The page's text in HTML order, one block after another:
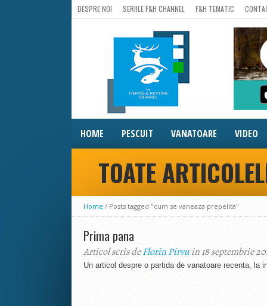
DESPRE NOI SERIILE F&H CHANNEL F&H TEMATIC
HOME PESCUIT VANATOARE VIDEO
TOATE
Home / Posts tagged "cum se vaneaza prepelita"
Prima pana
Articol scris deFlorin Pirvuin 18 septembrie
Un articol despre o partida de vanatoare recenta, la